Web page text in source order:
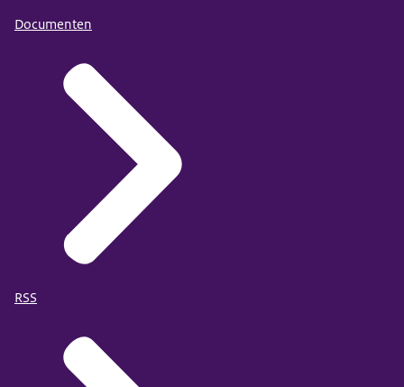
Documenten
RSS